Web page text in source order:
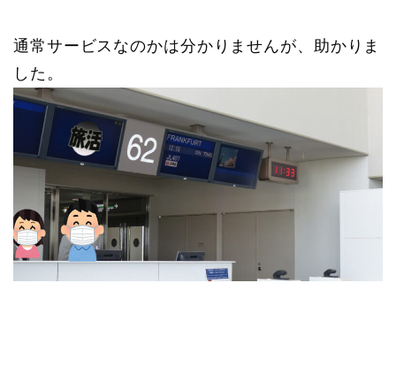
通常サービスなのかは分かりませんが、助かりま
した。